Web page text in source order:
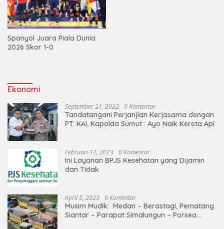
Spanyol Juara Piala Dunia
2026 Skor 1-0
Ekonomi
September 21, 2022 0 Komentar
Tandatangani Perjanjian Kerjasama dengan
PT. KAI, Kapolda Sumut : Ayo Naik Kereta Api
Februari 12, 2023 0 Komentar
Ini Layanan BPJS Kesehatan yang Dijamin
dan Tidak
April 5, 2023 0 Komentar
Musim Mudik: Medan – Berastagi, Pematang
Siantar – Parapat Simalungun – Porsea